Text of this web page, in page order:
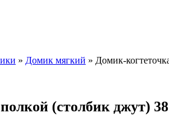
» Домик мягкий » Домик-
(столбик джут)